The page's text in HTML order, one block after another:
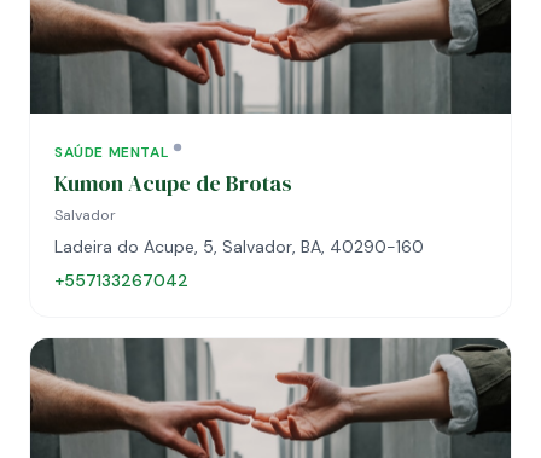
SAÚDE MENTAL
Kumon Acupe de Brotas
Salvador
Ladeira do Acupe, 5, Salvador, BA, 40290-160
+557133267042